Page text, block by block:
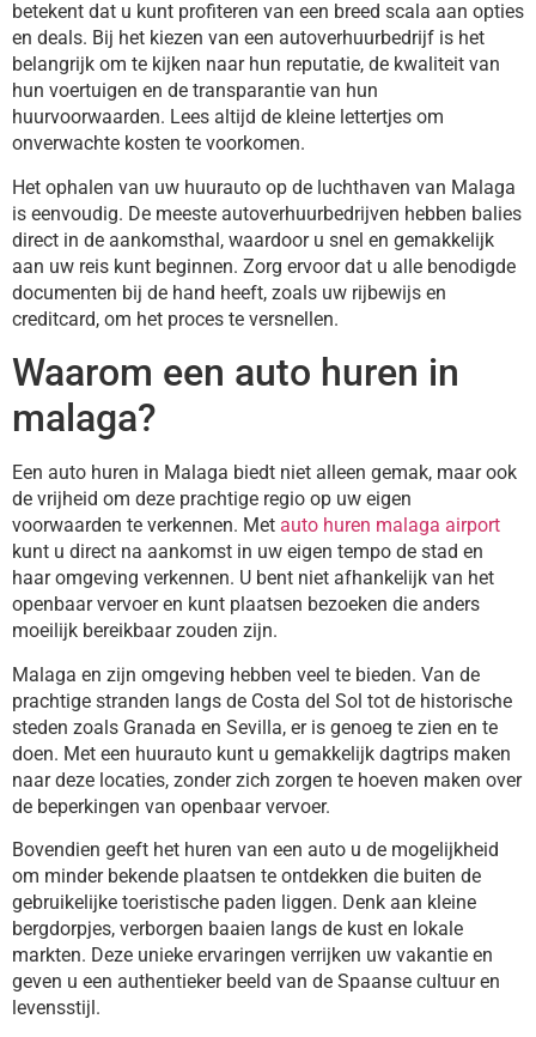
betekent dat u kunt profiteren van een breed scala aan opties
en deals. Bij het kiezen van een autoverhuurbedrijf is het
belangrijk om te kijken naar hun reputatie, de kwaliteit van
hun voertuigen en de transparantie van hun
huurvoorwaarden. Lees altijd de kleine lettertjes om
onverwachte kosten te voorkomen.
Het ophalen van uw huurauto op de luchthaven van Malaga
is eenvoudig. De meeste autoverhuurbedrijven hebben balies
direct in de aankomsthal, waardoor u snel en gemakkelijk
aan uw reis kunt beginnen. Zorg ervoor dat u alle benodigde
documenten bij de hand heeft, zoals uw rijbewijs en
creditcard, om het proces te versnellen.
Waarom een auto huren in
malaga?
Een auto huren in Malaga biedt niet alleen gemak, maar ook
de vrijheid om deze prachtige regio op uw eigen
voorwaarden te verkennen. Met auto huren malaga airport
kunt u direct na aankomst in uw eigen tempo de stad en
haar omgeving verkennen. U bent niet afhankelijk van het
openbaar vervoer en kunt plaatsen bezoeken die anders
moeilijk bereikbaar zouden zijn.
Malaga en zijn omgeving hebben veel te bieden. Van de
prachtige stranden langs de Costa del Sol tot de historische
steden zoals Granada en Sevilla, er is genoeg te zien en te
doen. Met een huurauto kunt u gemakkelijk dagtrips maken
naar deze locaties, zonder zich zorgen te hoeven maken over
de beperkingen van openbaar vervoer.
Bovendien geeft het huren van een auto u de mogelijkheid
om minder bekende plaatsen te ontdekken die buiten de
gebruikelijke toeristische paden liggen. Denk aan kleine
bergdorpjes, verborgen baaien langs de kust en lokale
markten. Deze unieke ervaringen verrijken uw vakantie en
geven u een authentieker beeld van de Spaanse cultuur en
levensstijl.